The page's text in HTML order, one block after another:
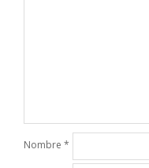
Nombre *